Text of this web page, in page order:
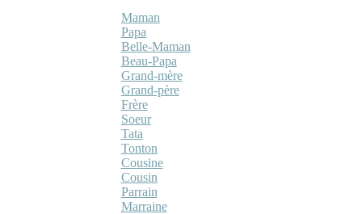
Maman
Papa
Belle-Maman
Beau-Papa
Grand-mère
Grand-père
Frère
Soeur
Tata
Tonton
Cousine
Cousin
Parrain
Marraine